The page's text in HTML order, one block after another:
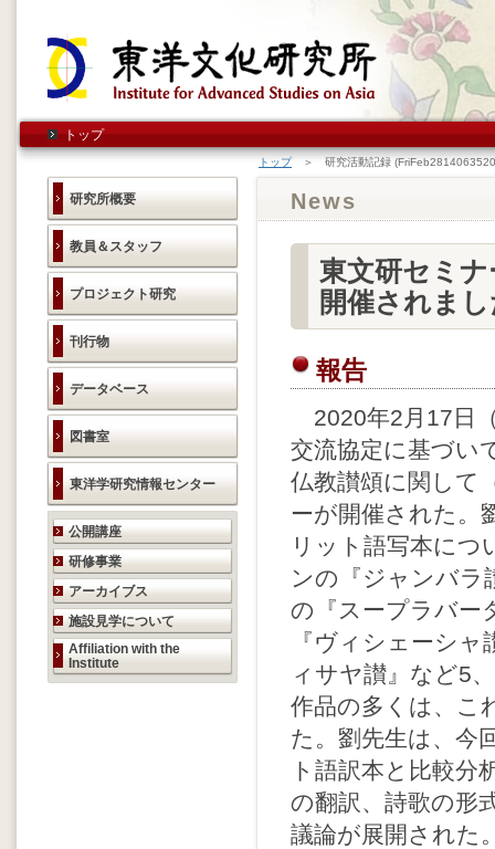
トップ
研究所概要
教員＆スタッフ
プロジェクト研究
刊行物
データベース
図書室
東洋学研究情報センター
研究活動のご案内
公開講座
研修事業
アーカイブス
施設見学について
Affiliation with the
Institute
トップ＞ 研究活動記録
News
東文研セミ
開催されま
報告
2020年2月17日
交流協定に基づい
仏教讃頌に関して
ーが開催された。
リット語写本に
ンの『ジャンバラ
の『スープラバー
『ヴィシェーシ
ィサヤ讃』など5
作品の多くは、こ
た。劉先生は、今
ト語訳本と比較
の翻訳、詩歌の形
議論が展開された